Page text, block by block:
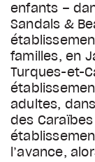
enfants –
Sandals &
familles, en
Turques-et-
adultes,
des
l’avance,